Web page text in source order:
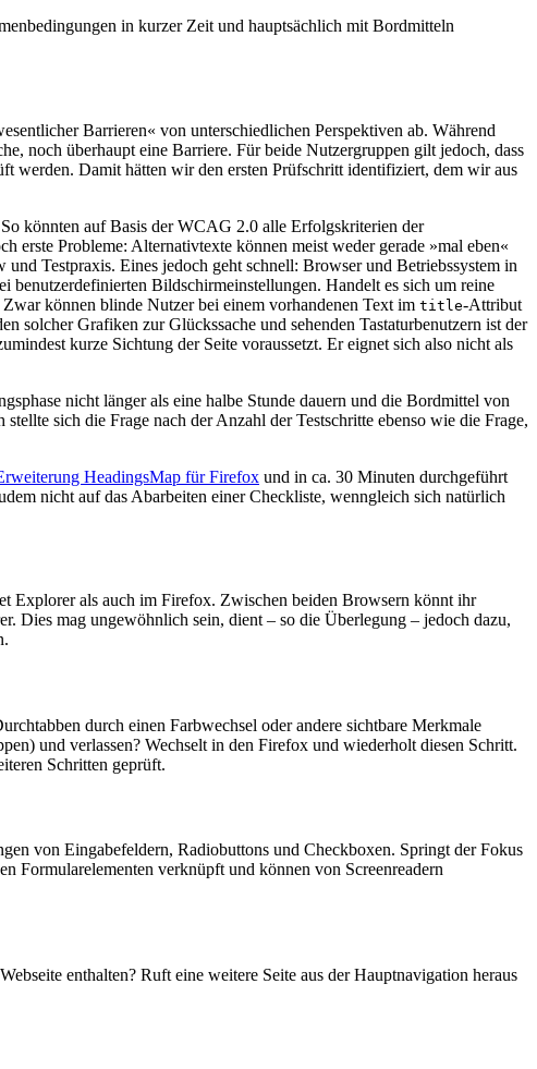
in kurzer Zeit und hauptsächlich mit Bordmitteln
Barrieren« von unterschiedlichen Perspektiven ab. Während
noch überhaupt eine Barriere. Für beide Nutzergruppen gilt jedoch, dass
werden. Damit hätten wir den ersten Prüfschritt identifiziert, dem wir aus
könnten auf Basis der WCAG 2.0 alle Erfolgskriterien der
erste Probleme: Alternativtexte können meist weder gerade »mal eben«
Testpraxis. Eines jedoch geht schnell: Browser und Betriebssystem in
benutzerdefinierten Bildschirmeinstellungen. Handelt es sich um reine
können blinde Nutzer bei einem vorhandenen Text im title-Attribut
Grafiken zur Glückssache und sehenden Tastaturbenutzern ist der
kurze Sichtung der Seite voraussetzt. Er eignet sich also nicht als
nicht länger als eine halbe Stunde dauern und die Bordmittel von
sich die Frage nach der Anzahl der Testschritte ebenso wie die Frage,
HeadingsMap für Firefox und in ca. 30 Minuten durchgeführt
nicht auf das Abarbeiten einer Checkliste, wenngleich sich natürlich
Explorer als auch im Firefox. Zwischen beiden Browsern könnt ihr
Dies mag ungewöhnlich sein, dient – so die Überlegung – jedoch dazu,
durch einen Farbwechsel oder andere sichtbare Merkmale
und verlassen? Wechselt in den Firefox und wiederholt diesen Schritt.
Schritten geprüft.
von Eingabefeldern, Radiobuttons und Checkboxen. Springt der Fokus
Formularelementen verknüpft und können von Screenreadern
enthalten? Ruft eine weitere Seite aus der Hauptnavigation heraus